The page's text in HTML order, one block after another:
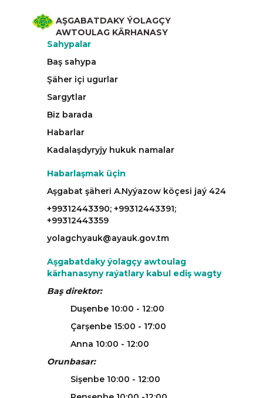
AŞGABATDAKY ÝOLAGÇY
AWTOULAG KÄRHANASY
Sahypalar
Baş sahypa
Şäher içi ugurlar
Sargytlar
Biz barada
Habarlar
Kadalaşdyryjy hukuk namalar
Habarlaşmak üçin
Aşgabat şäheri A.Nyýazow köçesi jaý 424
+99312443390; +99312443391;
+99312443359
yolagchyauk@ayauk.gov.tm
Aşgabatdaky ýolagçy awtoulag
kärhanasyny raýatlary kabul ediş wagty
Baş direktor:
Duşenbe 10:00 - 12:00
Çarşenbe 15:00 - 17:00
Anna 10:00 - 12:00
Orunbasar:
Sişenbe 10:00 - 12:00